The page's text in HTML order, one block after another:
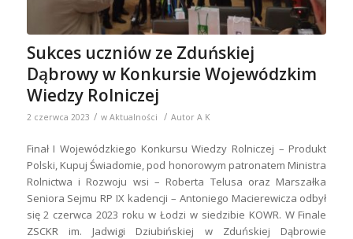
Sukces uczniów ze Zduńskiej
Dąbrowy w Konkursie Wojewódzkim
Wiedzy Rolniczej
2 czerwca 2023 / w Aktualności / Autor A K
Finał I Wojewódzkiego Konkursu Wiedzy Rolniczej – Produkt
Polski, Kupuj Świadomie, pod honorowym patronatem Ministra
Rolnictwa i Rozwoju wsi – Roberta Telusa oraz Marszałka
Seniora Sejmu RP IX kadencji – Antoniego Macierewicza odbył
się 2 czerwca 2023 roku w Łodzi w siedzibie KOWR. W Finale
ZSCKR im. Jadwigi Dziubińskiej w Zduńskiej Dąbrowie